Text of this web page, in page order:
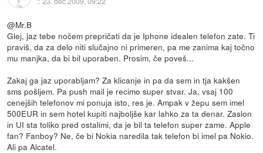
@Mr.B
Glej, jaz tebe nočem prepričati da je Iphone idealen telefon zate. Ti
praviš, da za delo niti slučajno ni primeren, pa me zanima kaj točno
mu manjka, da bi bil uporaben. Prosim, če poveš...
Zakaj ga jaz uporabljam? Za klicanje in pa da sem in tja kakšen
sms pošljem. Pa push mail je recimo super stvar. Ja, vsaj 100
cenejših telefonov mi ponuja isto, res je. Ampak v žepu sem imel
500EUR in sem hotel kupiti najboljše kar lahko za ta denar. Zaslon
in UI sta toliko pred ostalimi, da je bil ta telefon super zame. Apple
fan? Fanboy? Ne, če bi Nokia naredila tak telefon bi imel pa Nokio.
Ali pa Alcatel.